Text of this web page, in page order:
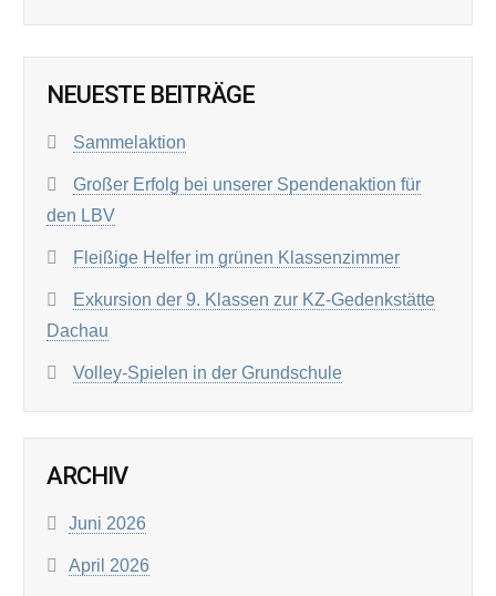
NEUESTE BEITRÄGE
Sammelaktion
Großer Erfolg bei unserer Spendenaktion für
den LBV
Fleißige Helfer im grünen Klassenzimmer
Exkursion der 9. Klassen zur KZ-Gedenkstätte
Dachau
Volley-Spielen in der Grundschule
ARCHIV
Juni 2026
April 2026